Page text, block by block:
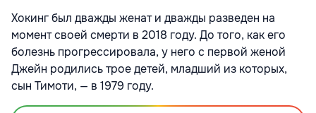
Хокинг был дважды женат и дважды разведен на
момент своей смерти в 2018 году. До того, как его
болезнь прогрессировала, у него с первой женой
Джейн родились трое детей, младший из которых,
сын Тимоти, — в 1979 году.